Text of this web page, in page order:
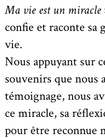
Ma vie est un miracle
confie et raconte sa
vie.
Nous appuyant sur
souvenirs que nous
témoignage, nous
ce miracle, sa
pour être reconnue